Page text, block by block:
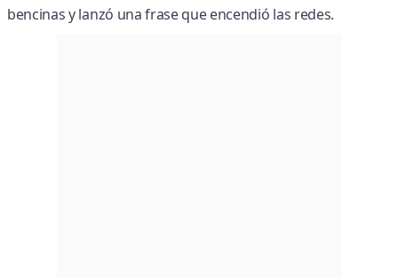
bencinas y lanzó una frase que encendió las redes.